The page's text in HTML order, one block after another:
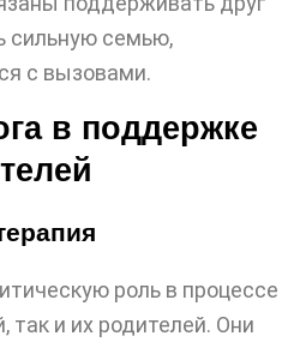
сильную семью,
с вызовами.
в поддержке
роль в процессе
так и их родителей. Они